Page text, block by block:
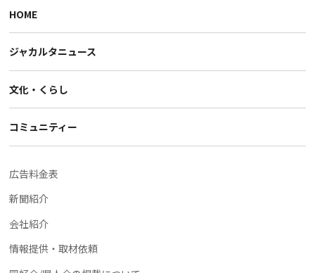
HOME
ジャカルタニュース
文化・くらし
コミュニティー
広告料金表
新聞紹介
会社紹介
情報提供・取材依頼